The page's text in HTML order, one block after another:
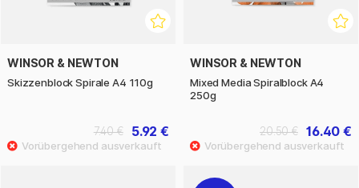
WINSOR & NEWTON
Skizzenblock Spirale A4 110g
5.92 €
7.40 €
WINSOR & NEWTON
Mixed Media Spiralblock A4
250g
16.40 €
20.50 €